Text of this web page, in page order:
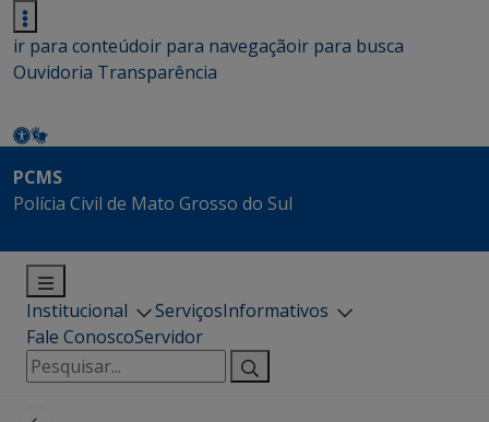
ir para conteúdoir para navegaçãoir para busca
Ouvidoria Transparência
PCMS
Polícia Civil de Mato Grosso do Sul
Institucional ServiçosInformativos
Fale ConoscoServidor
Pesquisar
por: